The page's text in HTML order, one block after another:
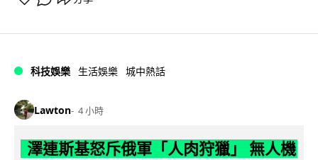
科技娛樂 生活娛樂 城中熱話
Lawton 4 小時
澤連斯基怒斥俄軍「人肉狩獵」 無人機